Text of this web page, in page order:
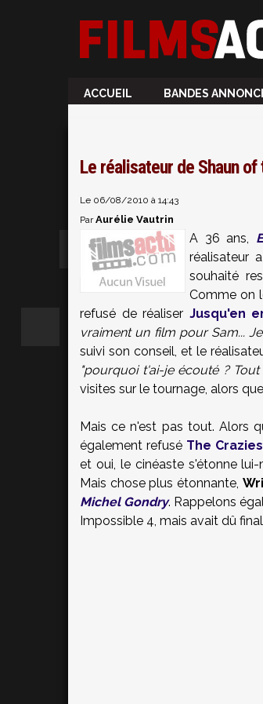
ACCUEIL BANDES
Le réalisateur de Shaun
Le 06/08/2010 à 14:43
ParAurélie Vautrin
A 36 ans,
réalisateur
souhaité
Comme on
refusé de réaliser Jusqu'en
vraiment un film pour Sam...
suivi son conseil, et le
"pourquoi t'ai-je écouté ?
visites sur le tournage, alors que
Mais ce n'est pas tout. Alors
également refusé The Crazies
et oui, le cinéaste s'étonne
Mais chose plus étonnante,
Michel Gondry. Rappelons
Impossible 4, mais avait dû